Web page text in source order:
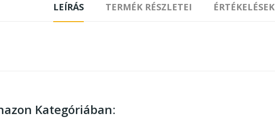
LEÍRÁS TERMÉK RÉSZLETEI ÉRTÉKELÉSEK
Kategóriában: